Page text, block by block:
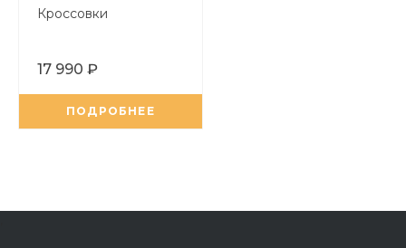
Кроссовки
17 990 ₽
ПОДРОБНЕЕ